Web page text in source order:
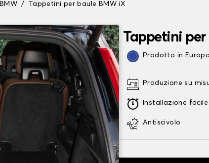
Tappetini per baule BMW iX
Tappetini
Prodotto in
Produzione su
Installazione facile
Antiscivolo